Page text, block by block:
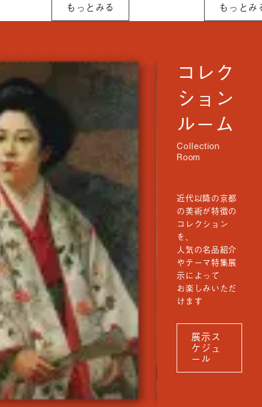
[…]
ます。 〇 令和8
もっとみる もっとみ
コレク
ション
ルーム
近代以降の京都
の美術が特徴の
コレクション
を、
人気の名品紹介
やテーマ特集展
示によって
お楽しみいただ
けます
展示ス
ケジュ
ール